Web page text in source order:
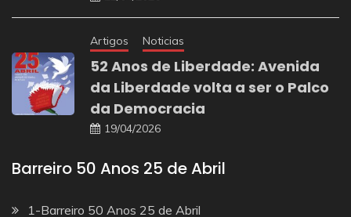
Artigos Noticias
52 Anos de Liberdade: Avenida
da Liberdade volta a ser o Palco
da Democracia
19/04/2026
Barreiro 50 Anos 25 de Abril
1-Barreiro 50 Anos 25 de Abril